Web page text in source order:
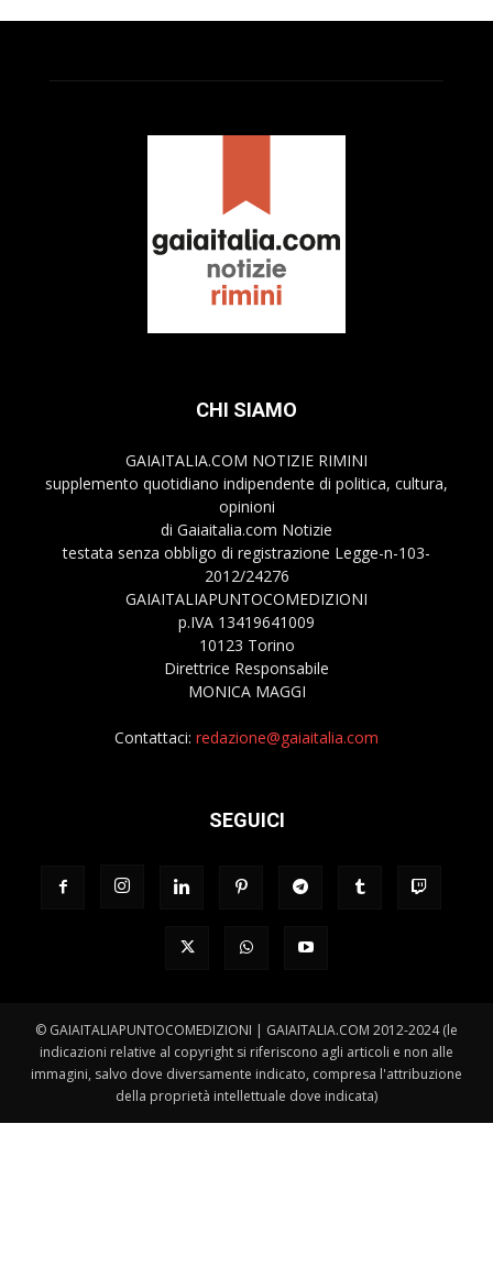
CHI SIAMO
GAIAITALIA.COM NOTIZIE RIMINI
supplemento quotidiano indipendente di politica, cultura,
opinioni
di Gaiaitalia.com Notizie
testata senza obbligo di registrazione Legge-n-103-
2012/24276
GAIAITALIAPUNTOCOMEDIZIONI
p.IVA 13419641009
10123 Torino
Direttrice Responsabile
MONICA MAGGI
Contattaci: redazione@gaiaitalia.com
SEGUICI
© GAIAITALIAPUNTOCOMEDIZIONI | GAIAITALIA.COM 2012-2024 (le
indicazioni relative al copyright si riferiscono agli articoli e non alle
immagini, salvo dove diversamente indicato, compresa l'attribuzione
della proprietà intellettuale dove indicata)